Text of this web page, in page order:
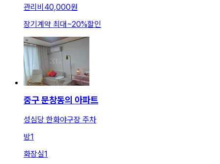
관리비 40,000원
장기계약 최대~20%할인
중구 문창동의 아파트
성심당 한화야구장 주차
방1
화장실1